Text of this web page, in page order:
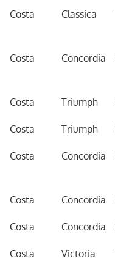
Costa Classica
Costa Concordia
Costa Triumph
Costa Triumph
Costa Concordia
Costa Concordia
Costa Concordia
Costa Victoria